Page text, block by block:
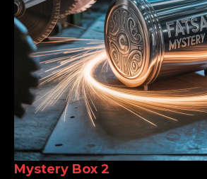
Mystery Box 2